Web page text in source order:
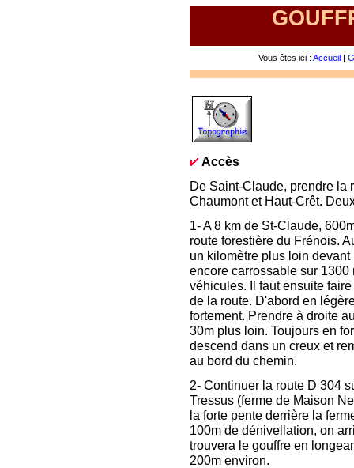
Vous êtes ici : Accueil|
Accès
De Saint-Claude, prendre la
Chaumont et Haut-Crêt.
1- A 8 km de St-Claude,
route forestière du Frénois.
un kilomètre plus loin
encore carrossable sur
véhicules. Il faut ensuite
de la route. D'abord en
fortement. Prendre à droite
30m plus loin. Toujours en
descend dans un creux et
au bord du chemin.
2- Continuer la route D 304
Tressus (ferme de Maison
la forte pente derrière la
100m de dénivellation, on
trouvera le gouffre en
200m environ.